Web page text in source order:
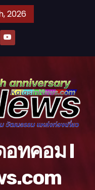
2026
ทคอม l